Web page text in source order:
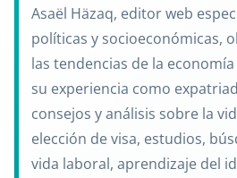
Asaël Häzaq, editor web
políticas y socioeconómicas,
las tendencias de la
su experiencia como
consejos y análisis sobre la
elección de visa, estudios,
vida laboral, aprendizaje del